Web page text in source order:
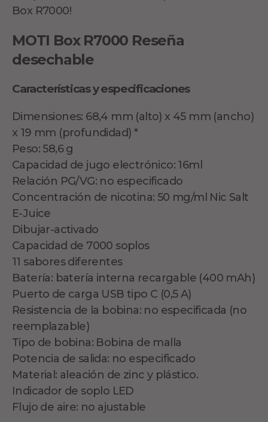
Box R7000!
MOTI Box R7000 Reseña
desechable
Características y especificaciones
Dimensiones: 68,4 mm (alto) x 45 mm (ancho)
x 19 mm (profundidad) *
Peso: 58,6 g
Capacidad de jugo electrónico: 16ml
Relación PG/VG: no especificado
Concentración de nicotina: 50 mg/ml Nic Salt
E-Juice
Dibujar-activado
Capacidad de 7000 soplos
11 sabores diferentes
Batería: batería interna recargable (400 mAh)
Puerto de carga USB tipo C (0,5 A)
Resistencia de la bobina: no especificada (no
reemplazable)
Tipo de bobina: Bobina de malla
Potencia de salida: no especificado
Material: aleación de zinc y plástico.
Indicador de soplo LED
Flujo de aire: no ajustable